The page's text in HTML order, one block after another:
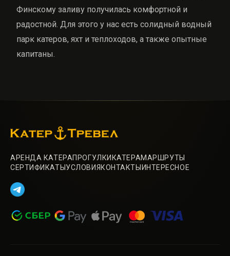
Финскому заливу получилась комфортной и
радостной. Для этого у нас есть солидный водный
парк катеров, яхт и теплоходов, а также опытные
капитаны.
АРЕНДА КАТЕРАПРОГУЛКИ КАТЕРАМАРШРУТЫ
СЕРТИФИКАТЫ УСЛОВИЯ КОНТАКТЫ ИНТЕРЕСНОЕ